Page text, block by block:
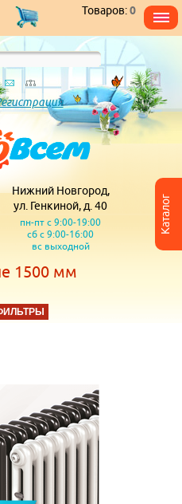
Каталог
Товаров:0
Нижний Новгород,
ул. Генкиной, д. 40
пн-пт с 9:00-19:00
сб с 9:00-16:00
вс выходной
1500 мм